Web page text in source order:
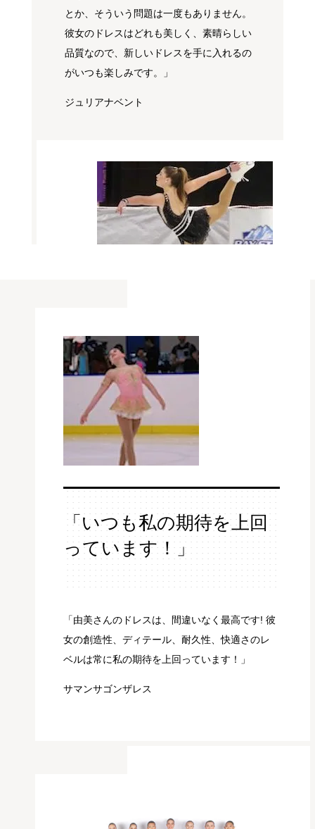
とか、そういう問題は一度もありません。
彼女のドレスはどれも美しく、素晴らしい
品質なので、新しいドレスを手に入れるの
がいつも楽しみです。」
ジュリアナベント
「いつも私の期待を上回
っています！」
「由美さんのドレスは、間違いなく最高です! 彼
女の創造性、ディテール、耐久性、快適さのレ
ベルは常に私の期待を上回っています！
」
サマンサゴンザレス